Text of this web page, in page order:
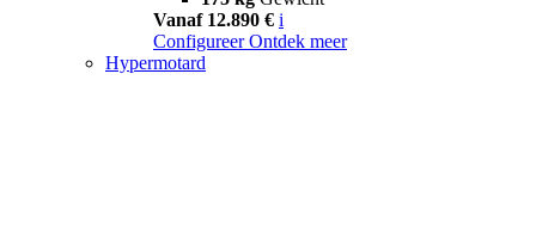
Vanaf 12.890 € i
Configureer Ontdek meer
Hypermotard